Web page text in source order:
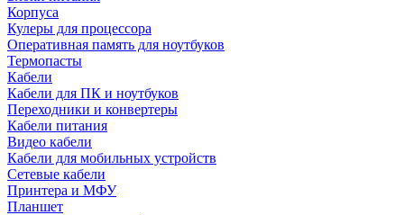
Корпуса
Кулеры для процессора
Оперативная память для ноутбуков
Термопасты
Кабели
Кабели для ПК и ноутбуков
Переходники и конвертеры
Кабели питания
Видео кабели
Кабели для мобильных устройств
Сетевые кабели
Принтера и МФУ
Планшет